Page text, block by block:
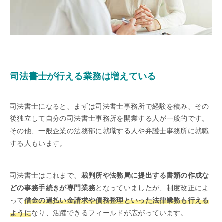
司法書士が行える業務は増えている
司法書士になると、まずは司法書士事務所で経験を積み、その
後独立して自分の司法書士事務所を開業する人が一般的です。
その他、一般企業の法務部に就職する人や弁護士事務所に就職
する人もいます。
司法書士はこれまで、 裁判所や法務局に提出する書類の作成な
どの事務手続きが専門業務となっていましたが、制度改正によ
って借金の過払い金請求や債務整理といった法律業務も行える
ようになり、活躍できるフィールドが広がっています。